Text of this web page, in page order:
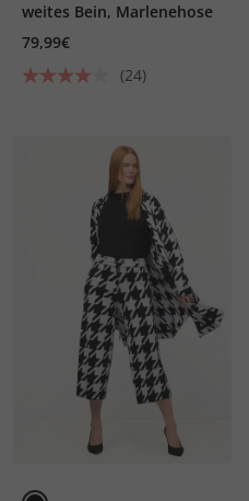
weites Bein, Marlenehose
79,99€
(24)